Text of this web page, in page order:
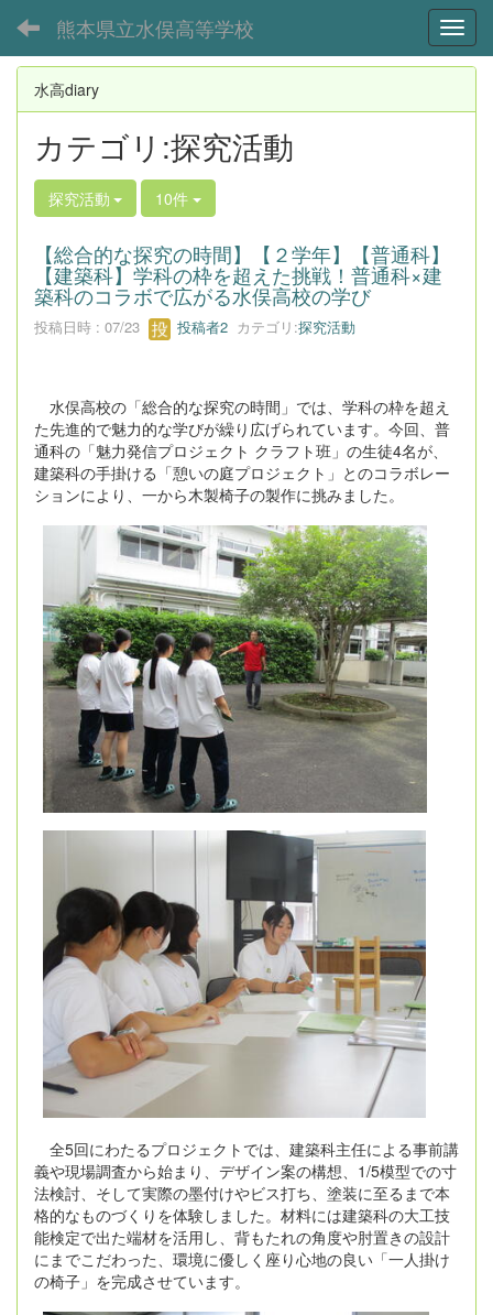
熊本県立水俣高等学校
水高diary
カテゴリ:探究活動
探究活動 10件
【総合的な探究の時間】【２学年】【普通科】
【建築科】学科の枠を超えた挑戦！普通科×建
築科のコラボで広がる水俣高校の学び
投稿日時 : 07/23 投稿者2 カテゴリ:探究活動
水俣高校の「総合的な探究の時間」では、学科の枠を超え
た先進的で魅力的な学びが繰り広げられています。今回、普
通科の「魅力発信プロジェクト クラフト班」の生徒4名が、
建築科の手掛ける「憩いの庭プロジェクト」とのコラボレー
ションにより、一から木製椅子の製作に挑みました。
全5回にわたるプロジェクトでは、建築科主任による事前講
義や現場調査から始まり、デザイン案の構想、1/5模型での寸
法検討、そして実際の墨付けやビス打ち、塗装に至るまで本
格的なものづくりを体験しました。材料には建築科の大工技
能検定で出た端材を活用し、背もたれの角度や肘置きの設計
にまでこだわった、環境に優しく座り心地の良い「一人掛け
の椅子」を完成させています。